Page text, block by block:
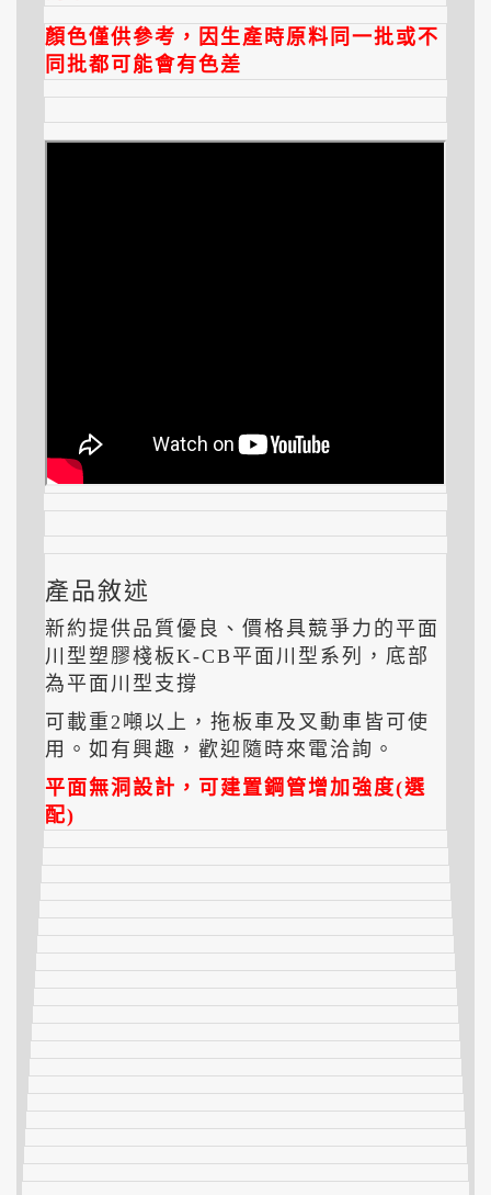
顏色僅供參考，因生產時原料同一批或不
同批都可能會有色差
產品敘述
新約提供品質優良、價格具競爭力的平面
川型塑膠棧板K-CB平面川型系列，底部
為平面川型支撐
可載重2噸以上，拖板車及叉動車皆可使
用。如有興趣，歡迎隨時來電洽詢。
平面無洞設計，可建置鋼管增加強度(選
配)